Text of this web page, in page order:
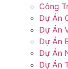
Công
Dự Án
Dự Án
Dự Án
Dự Án
Dự Án